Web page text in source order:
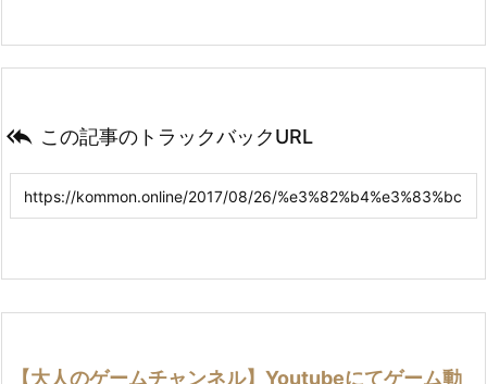
 この記事のトラックバックURL
【大人のゲームチャンネル】Youtubeにてゲーム動